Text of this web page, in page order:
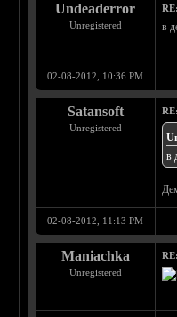
Undeaderror
Unregistered в
02-08-2012, 10:36 PM
Satansoft
Unregistered
в
02-08-2012, 11:13 PM
Maniachka
Unregistered